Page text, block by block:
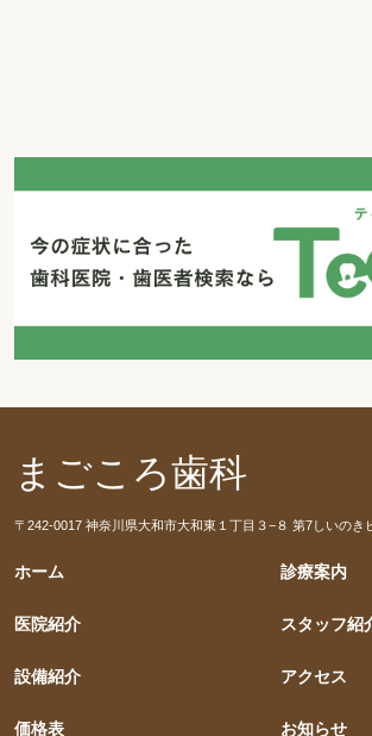
まごころ歯科
〒242-0017 神奈川県大和市大和東１丁目３−８ 第7しいのき
ホーム
医院紹介
設備紹介
診療案内
スタッフ紹
アクセス
価格表 お知らせ